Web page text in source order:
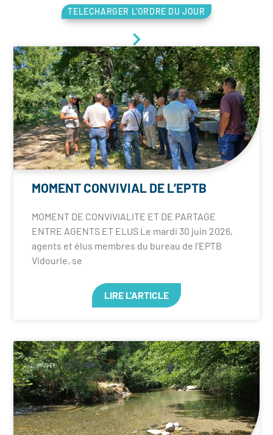
TELECHARGER L'ORDRE DU JOUR
MOMENT CONVIVIAL DE L’EPTB
MOMENT DE CONVIVIALITE ET DE PARTAGE
ENTRE AGENTS ET ELUS Le mardi 30 juin 2026,
agents et élus membres du bureau de l’EPTB
Vidourle, se
LIRE L'ARTICLE